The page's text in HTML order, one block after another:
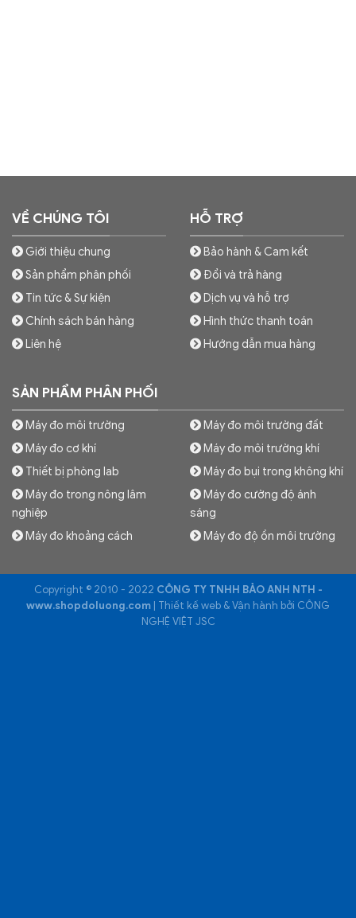
VỀ CHÚNG TÔI
Giới thiệu chung
Sản phẩm phân phối
Tin tức & Sự kiện
Chính sách bán hàng
Liên hệ
HỖ TRỢ
Bảo hành & Cam kết
Đổi và trả hàng
Dịch vụ và hỗ trợ
Hình thức thanh toán
Hướng dẫn mua hàng
SẢN PHẨM PHÂN PHỐI
Máy đo môi trường
Máy đo cơ khí
Thiết bị phòng lab
Máy đo trong nông lâm
nghiệp
Máy đo khoảng cách
Máy đo môi trường đất
Máy đo môi trường khí
Máy đo bụi trong không khí
Máy đo cường độ ánh
sáng
Máy đo độ ồn môi trường
Copyright © 2010 - 2022 CÔNG TY TNHH BẢO ANH NTH -
www.shopdoluong.com | Thiết kế web & Vận hành bởi CÔNG
NGHỆ VIỆT JSC